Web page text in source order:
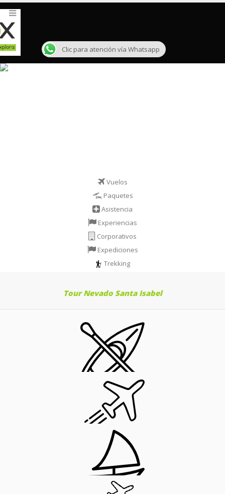
Vuelos
Paquetes
Asistencia
Experiencias
Corporativos
Expediciones
Trekking
Tour Nevado Santa Isabel
Clic para atención vía Whatsapp